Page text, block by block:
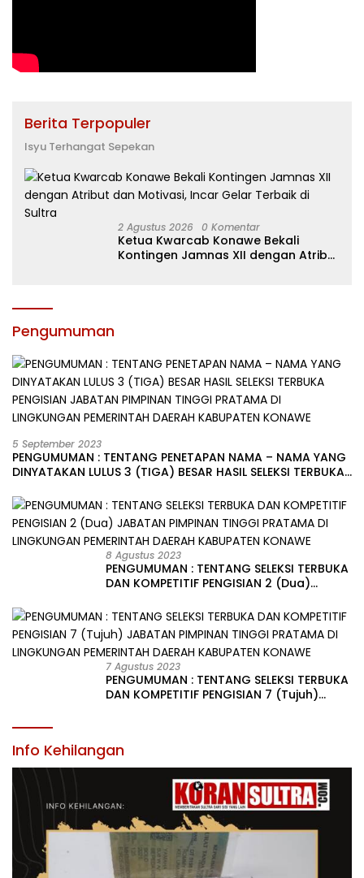
Berita Terpopuler
Isyu Terhangat Sepekan
2 Agustus 2026 0 Komentar
Ketua Kwarcab Konawe Bekali
Kontingen Jamnas XII dengan Atribut
Pengumuman
5 September 2023
PENGUMUMAN : TENTANG PENETAPAN NAMA – NAMA YANG
DINYATAKAN LULUS 3 (TIGA) BESAR HASIL SELEKSI TERBUKA
LINGKUNGAN PEMERINTAH DAERAH KABUPATEN KONAWE
8 Agustus 2023
PENGUMUMAN : TENTANG SELEKSI TERBUKA
DAN KOMPETITIF PENGISIAN 2 (Dua)
LINGKUNGAN PEMERINTAH DAERAH
KABUPATEN KONAWE
7 Agustus 2023
PENGUMUMAN : TENTANG SELEKSI TERBUKA
DAN KOMPETITIF PENGISIAN 7 (Tujuh)
Info Kehilangan